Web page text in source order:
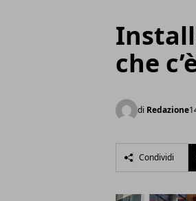
che
di Redazione
Condividi